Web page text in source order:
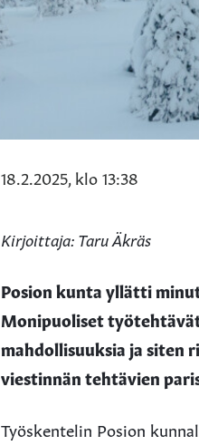
18.2.2025, klo 13:38
Kirjoittaja: Taru Äkräs
Posion kunta yllätti
Monipuoliset
mahdollisuuksia ja siten
viestinnän tehtävien
Työskentelin Posion